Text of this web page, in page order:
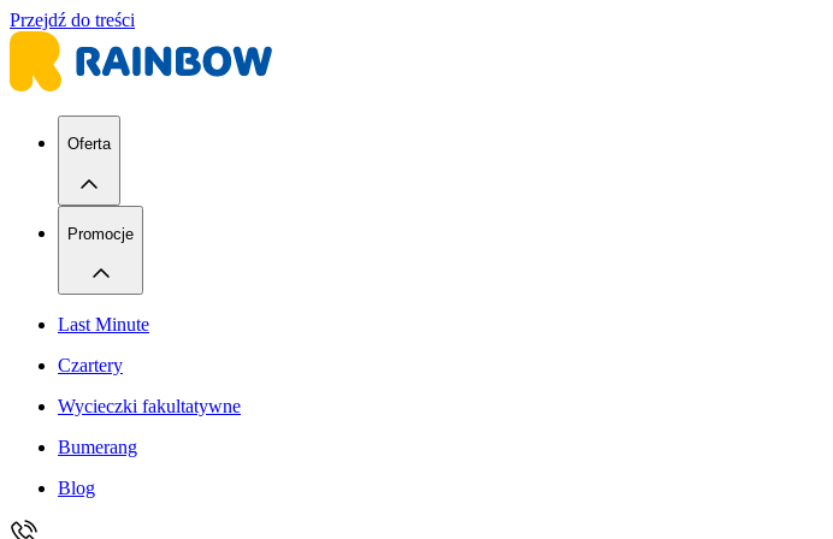
Przejdź do treści
Oferta
Promocje
Last Minute
Czartery
Wycieczki fakultatywne
Bumerang
Blog